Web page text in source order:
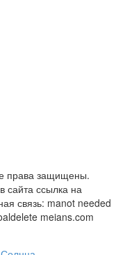
права защищены.
сайта ссылка на
связь: manot needed
delete meians.com